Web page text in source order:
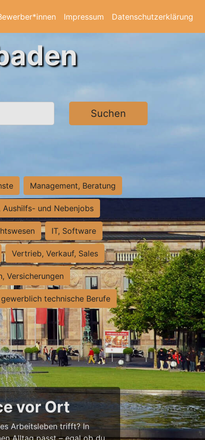
Impressum Datenschutzerklärung
Suchen
Management, Beratung
und Nebenjobs
IT, Software
Vertrieb, Verkauf, Sales
Versicherungen
technische Berufe
vor Ort
Arbeitsleben trifft? In